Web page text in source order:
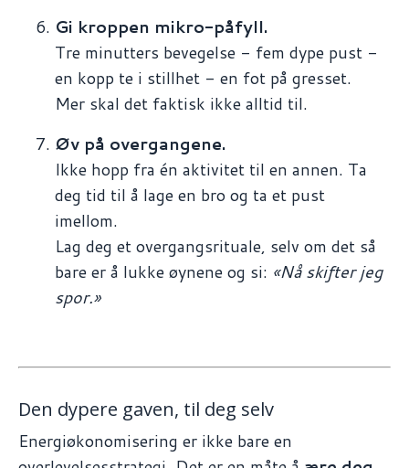
Gi kroppen mikro-påfyll.
Tre minutters bevegelse - fem dype pust -
en kopp te i stillhet - en fot på gresset.
Mer skal det faktisk ikke alltid til.
Øv på overgangene.
Ikke hopp fra én aktivitet til en annen. Ta
deg tid til å lage en bro og ta et pust
imellom.
Lag deg et overgangsrituale, selv om det så
bare er å lukke øynene og si: «Nå skifter jeg
spor.»
Den dypere gaven, til deg selv
Energiøkonomisering er ikke bare en